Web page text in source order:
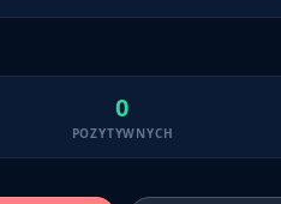
0
POZYTYWNYCH